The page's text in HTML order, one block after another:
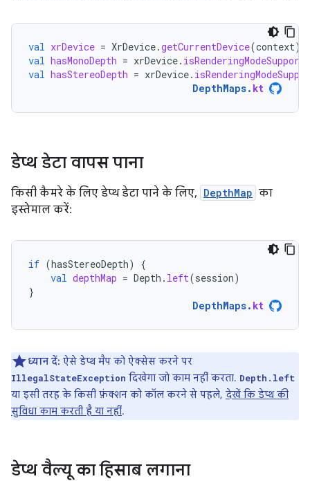
val xrDevice = XrDevice.getCurrentDevice(context)
val hasMonoDepth = xrDevice.
val hasStereoDepth = xrDevice.
DepthMaps. kt
डेप्थ डेटा वापस पाना
किसी कैमरे के लिए डेप्थ डेटा पाने के लिए, DepthMap का
इस्तेमाल करें:
if (hasStereoDepth)
{
val depthMap = Depth . left(session)
}
DepthMaps. kt
ध्यान दें: ऐसे डेप्थ मैप को ऐक्सेस करने पर
IllegalStateException दिखेगा जो काम नहीं करता. Depth.left
या इसी तरह के किसी फ़ंक्शन को कॉल करने से पहले, देखें कि डेप्थ की
सुविधा काम करती है या नहीं.
डेप्थ वैल्यू का हिसाब लगाना